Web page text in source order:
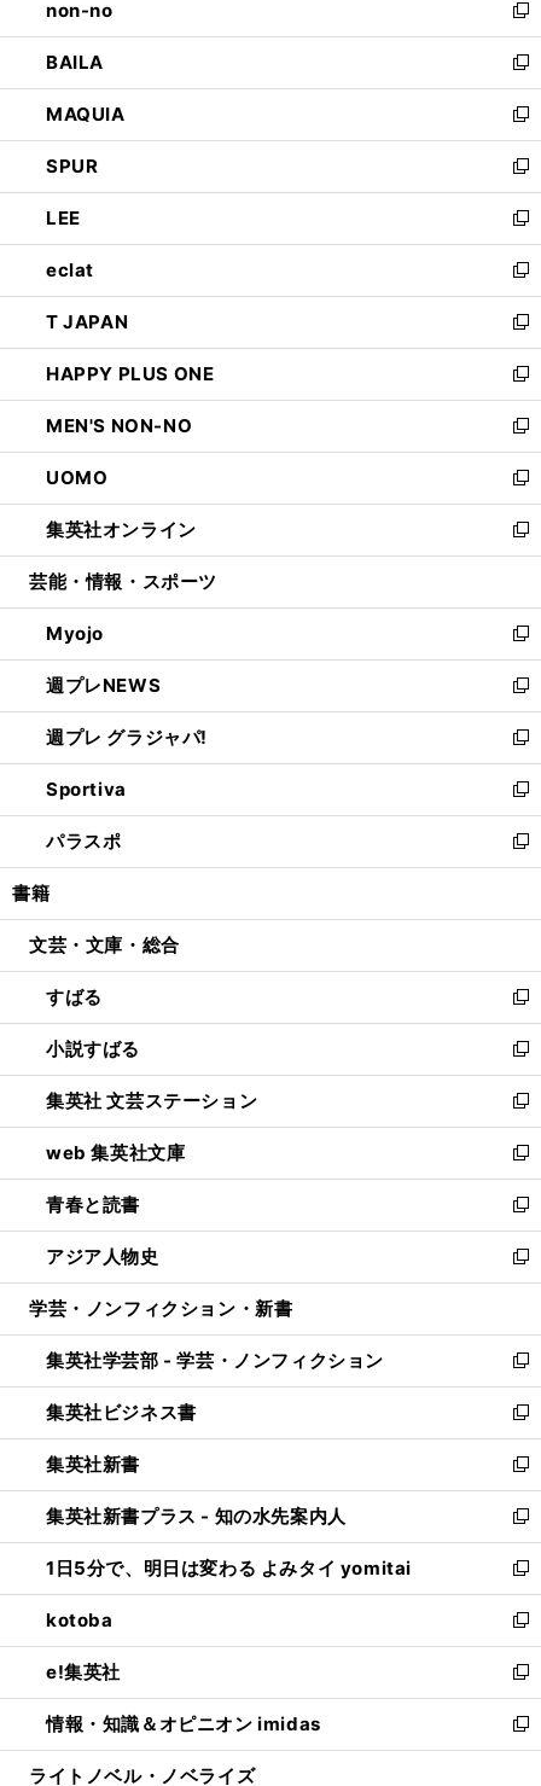
く
で
開
く
い
ウ
ィ
ン
ド
ウ
で
開
く
non-no
新
し
い
ウ
ィ
ン
ド
ウ
で
開
く
BAILA
新
し
い
ウ
ィ
ン
ド
ウ
で
開
く
MAQUIA
新
し
い
ウ
ィ
ン
ド
ウ
で
開
く
SPUR
新
し
い
ウ
ィ
ン
ド
ウ
で
開
く
LEE
新
し
い
ウ
ィ
ン
ド
ウ
で
開
く
eclat
新
し
い
ウ
ィ
ン
ド
ウ
で
開
く
T JAPAN
新
し
い
ウ
ィ
ン
ド
ウ
で
開
HAPPY PLUS ONE
新
し
い
ウ
ィ
ン
ド
ウ
開
く
MEN'S NON-NO
新
し
い
ウ
ィ
ン
ウ
で
開
く
UOMO
新
し
い
ウ
ン
ド
ウ
で
開
く
集英社オンライン
新
し
ウ
ィ
ン
ド
ウ
で
開
く
芸能・情報・スポーツ
Myojo
新
し
い
ウ
ィ
ン
ド
ウ
で
開
週プレNEWS
新
し
い
ウ
ィ
ン
ド
ウ
開
週プレ グラジャパ!
新
し
い
ウ
ィ
ン
ウ
開
く
Sportiva
新
し
い
ウ
ン
ウ
で
開
く
パラスポ
新
し
ウ
ン
ド
ウ
で
開
く
書籍
文芸・文庫・総合
すばる
新
し
い
ウ
ィ
ン
ド
ウ
で
開
く
小説すばる
新
し
い
ウ
ィ
ン
ド
ウ
で
開
集英社 文芸ステーション
新
し
い
ウ
ィ
ン
ド
ウ
開
く
web 集英社文庫
新
し
い
ウ
ィ
ン
ウ
で
開
く
青春と読書
新
し
い
ウ
ン
ド
ウ
で
開
く
アジア人物史
新
し
ウ
ィ
ン
ド
ウ
で
開
く
学芸・ノンフィクション・新書
集英社学芸部 - 学芸・ノンフィクション
新
し
い
ウ
ィ
ン
ド
ウ
で
開
く
集英社ビジネス書
新
し
い
ウ
ィ
ン
ド
ウ
で
開
く
集英社新書
新
し
い
ウ
ィ
ン
ド
ウ
で
開
く
集英社新書プラス - 知の水先案内人
新
し
い
ウ
ィ
ン
ド
ウ
で
開
1日5分で、明日は変わる よみタイ yomitai
新
し
い
ウ
ィ
ン
ド
ウ
kotoba
新
し
い
ウ
ィ
ン
e!集英社
新
し
い
ウ
情報・知識＆オピニオン imidas
新
し
ライトノベル・ノベライズ